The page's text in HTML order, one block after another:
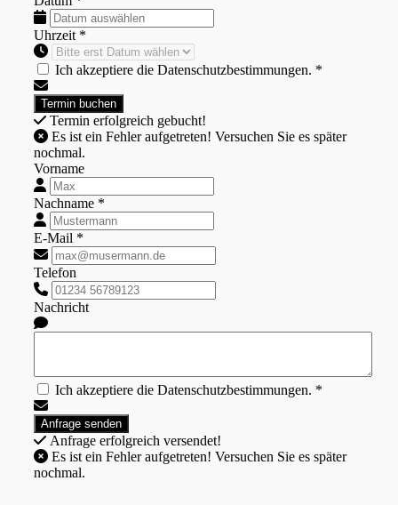
Uhrzeit *
Ich akzeptiere die Datenschutzbestimmungen. *
Termin erfolgreich gebucht!
nochmal.
Vorname
Nachname *
E-Mail *
Telefon
Nachricht
Ich akzeptiere die Datenschutzbestimmungen. *
Anfrage erfolgreich versendet!
nochmal.